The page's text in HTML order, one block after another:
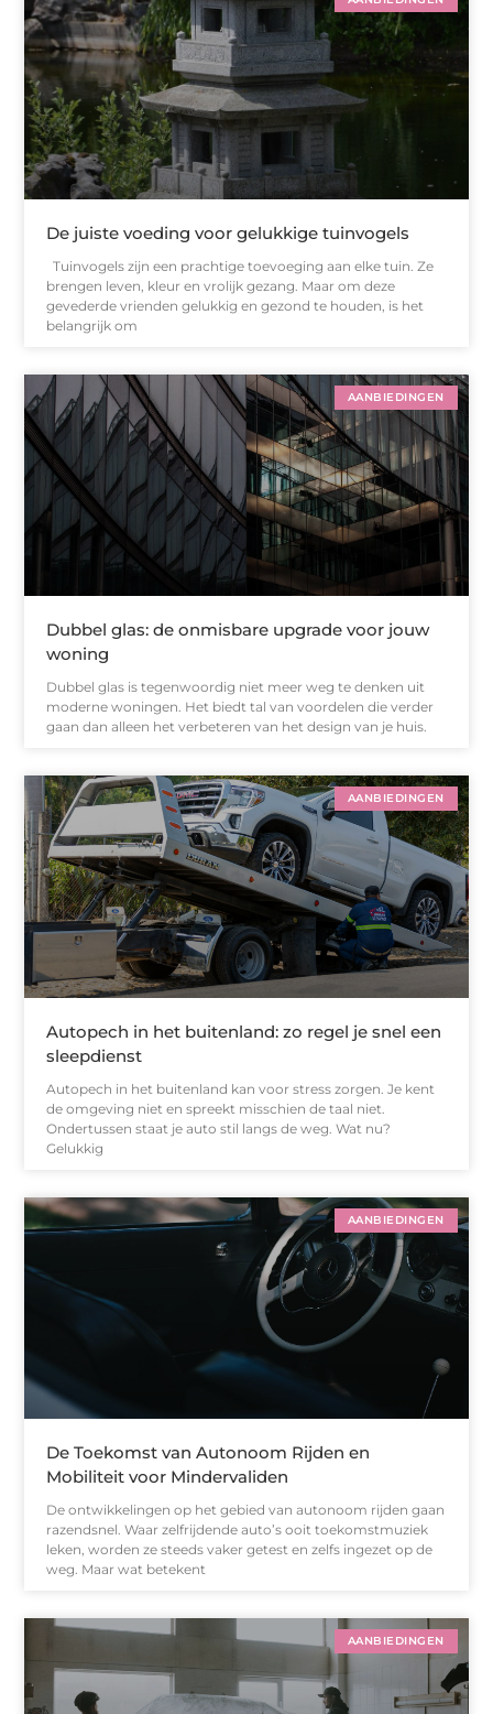
De juiste voeding voor gelukkige tuinvogels
Tuinvogels zijn een prachtige toevoeging aan elke tuin. Ze
brengen leven, kleur en vrolijk gezang. Maar om deze
gevederde vrienden gelukkig en gezond te houden, is het
belangrijk om
AANBIEDINGEN
Dubbel glas: de onmisbare upgrade voor jouw
woning
Dubbel glas is tegenwoordig niet meer weg te denken uit
moderne woningen. Het biedt tal van voordelen die verder
gaan dan alleen het verbeteren van het design van je huis.
AANBIEDINGEN
Autopech in het buitenland: zo regel je snel een
sleepdienst
Autopech in het buitenland kan voor stress zorgen. Je kent
de omgeving niet en spreekt misschien de taal niet.
Ondertussen staat je auto stil langs de weg. Wat nu?
Gelukkig
AANBIEDINGEN
De Toekomst van Autonoom Rijden en
Mobiliteit voor Mindervaliden
De ontwikkelingen op het gebied van autonoom rijden gaan
razendsnel. Waar zelfrijdende auto’s ooit toekomstmuziek
leken, worden ze steeds vaker getest en zelfs ingezet op de
weg. Maar wat betekent
AANBIEDINGEN